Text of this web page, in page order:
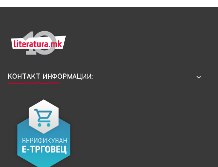
КОНТАКТ ИНФОРМАЦИИ: